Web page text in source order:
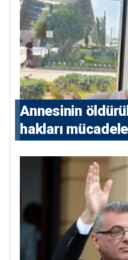
çıkarıldı”
Annesinin
hakları
hikayesi